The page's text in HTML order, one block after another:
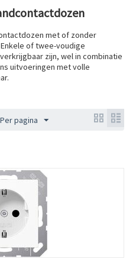
met of zonder
of twee-voudige
zijn, wel in combinatie
uitvoeringen met volle
pagina